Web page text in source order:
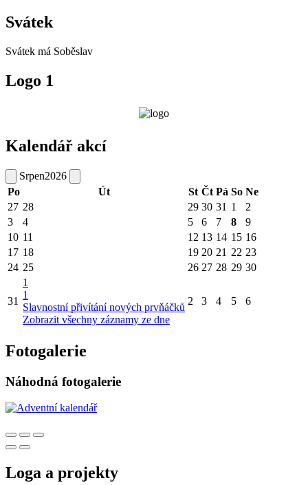
Svátek
Svátek má Soběslav
Logo 1
Kalendář akcí
Srpen2026
Po
Út St Čt Pá So Ne
27 28 29 30 31 1
2
3
4 5 6 7 8
9
10 11 12 13 14 15 16
17 18 19 20 21 22 23
24 25 26 27 28 29 30
31
1
1
Slavnostní přivítání nových prvňáčků
Zobrazit všechny záznamy ze dne
2 3 4 5 6
Fotogalerie
Náhodná fotogalerie
Loga a projekty